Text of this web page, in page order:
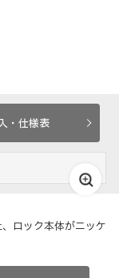
・仕様表
ロック本体がニッケ